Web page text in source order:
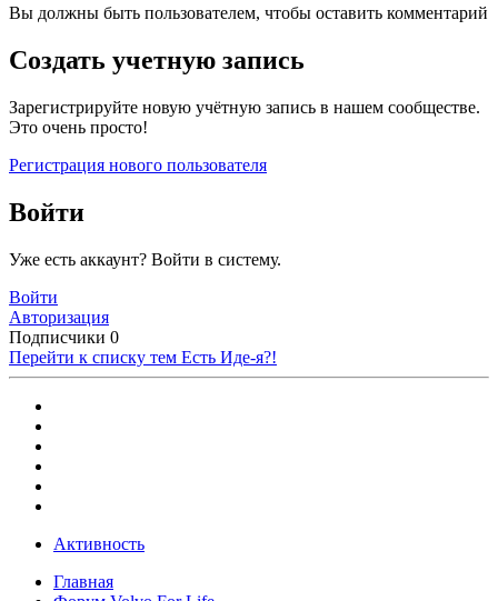
Вы должны быть пользователем, чтобы оставить комментарий
Создать учетную запись
Зарегистрируйте новую учётную запись в нашем сообществе.
Это очень просто!
Регистрация нового пользователя
Войти
Уже есть аккаунт? Войти в систему.
Войти
Авторизация
Подписчики 0
Перейти к списку тем Есть Иде-я?!
Активность
Главная